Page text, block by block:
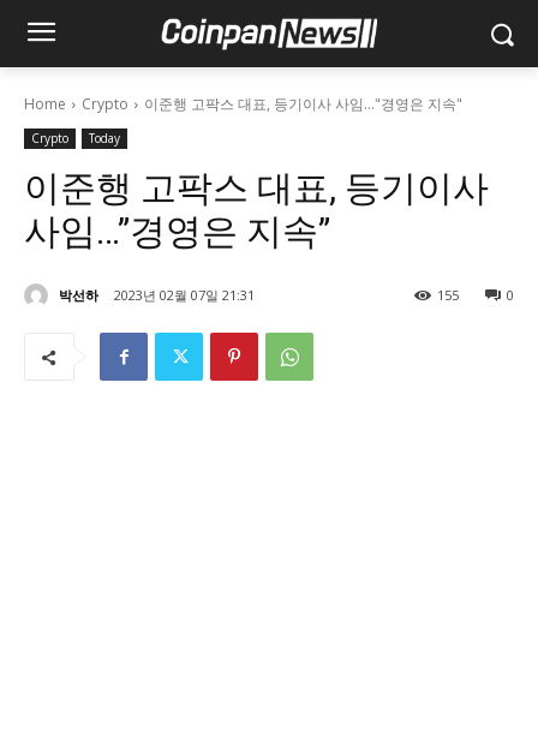
Home Crypto 이준행 고팍스 대표, 등기이사 사임…"경영은 지속"
Crypto Today
이준행 고팍스 대표, 등기이사
사임…”경영은 지속”
박선하 2023년 02월 07일 21:31 0
155